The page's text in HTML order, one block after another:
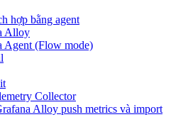
hợp bằng agent
Alloy
Agent (Flow mode)
Collector
Alloy push metrics và import